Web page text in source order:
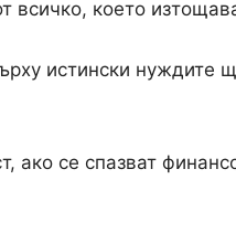
всичко, което
истински нуждите
ако се спазват